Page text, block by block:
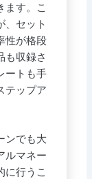
ます。こ
、セット
性が格段
も収録さ
ートも手
テップア
ンでも大
ルマネー
に行うこ